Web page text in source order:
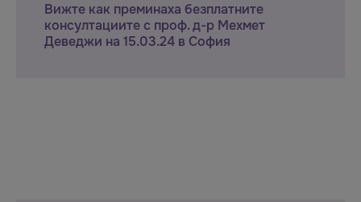
Вижте как преминаха безплатните
консултациите с проф. д-р Мехмет
Деведжи на 15.03.24 в София